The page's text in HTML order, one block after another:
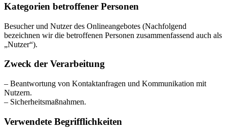
Kategorien betroffener Personen
Besucher und Nutzer des Onlineangebotes (Nachfolgend
bezeichnen wir die betroffenen Personen zusammenfassend auch als
„Nutzer“).
Zweck der Verarbeitung
– Beantwortung von Kontaktanfragen und Kommunikation mit
Nutzern.
– Sicherheitsmaßnahmen.
Verwendete Begrifflichkeiten